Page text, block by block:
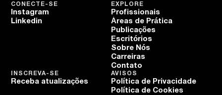
EXPLORE
Profissionais
Áreas de Prática
Publicações
Escritórios
Sobre Nós
Carreiras
Contato
CONECTE-SE
Instagram
Linkedin
AVISOS
Política de Privacidade
Política de Cookies
INSCREVA-SE
Receba atualizações